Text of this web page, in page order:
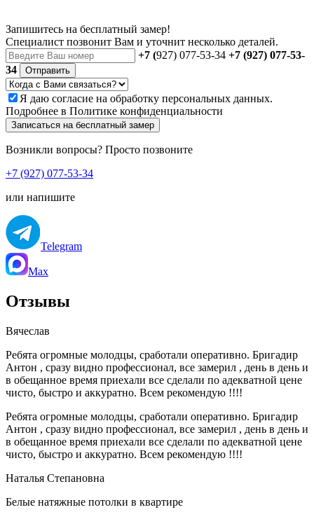
Запишитесь на бесплатный замер!
Специалист позвонит Вам и уточнит несколько деталей.
+7 (927) 077-53-34 +7 (927) 077-53-
34
Отправить
Я даю согласие на обработку персональных данных.
Подробнее в Политике конфиденциальности
Записаться на бесплатный замер
Возникли вопросы? Просто позвоните
+7 (927) 077-53-34
или напишите
Telegram
Max
Отзывы
Вячеслав
Ребята огромные молодцы, сработали оперативно. Бригадир
Антон , сразу видно профессионал, все замерил , день в день и
в обещанное время приехали все сделали по адекватной цене
чисто, быстро и аккуратно. Всем рекомендую !!!!
Ребята огромные молодцы, сработали оперативно. Бригадир
Антон , сразу видно профессионал, все замерил , день в день и
в обещанное время приехали все сделали по адекватной цене
чисто, быстро и аккуратно. Всем рекомендую !!!!
Наталья Степановна
Белые натяжные потолки в квартире